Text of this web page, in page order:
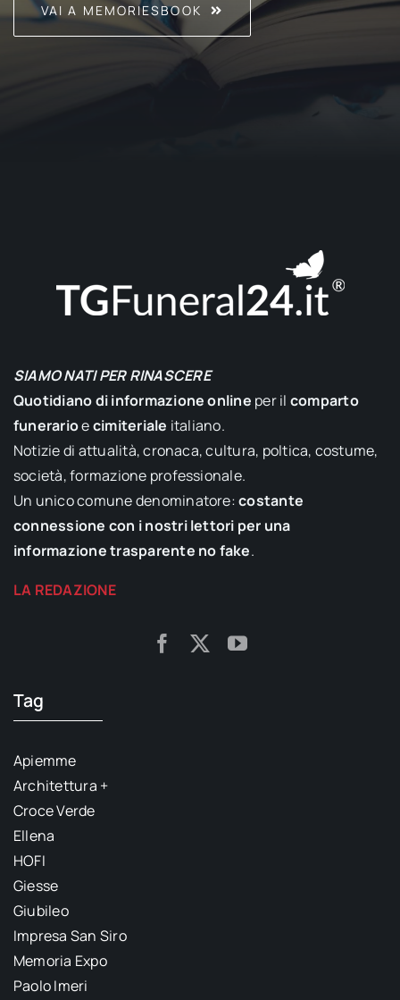
VAI A MEMORIESBOOK
SIAMO NATI PER RINASCERE
Quotidiano di informazione online per il comparto
funerarioecimiteriale italiano.
Notizie di attualità, cronaca, cultura, poltica, costume,
società, formazione professionale.
Un unico comune denominatore:costante
connessione con i nostri lettori per una
informazione trasparente no fake.
LA REDAZIONE
Tag
Apiemme
Architettura +
Croce Verde
Ellena
HOFI
Giesse
Giubileo
Impresa San Siro
Memoria Expo
Paolo Imeri